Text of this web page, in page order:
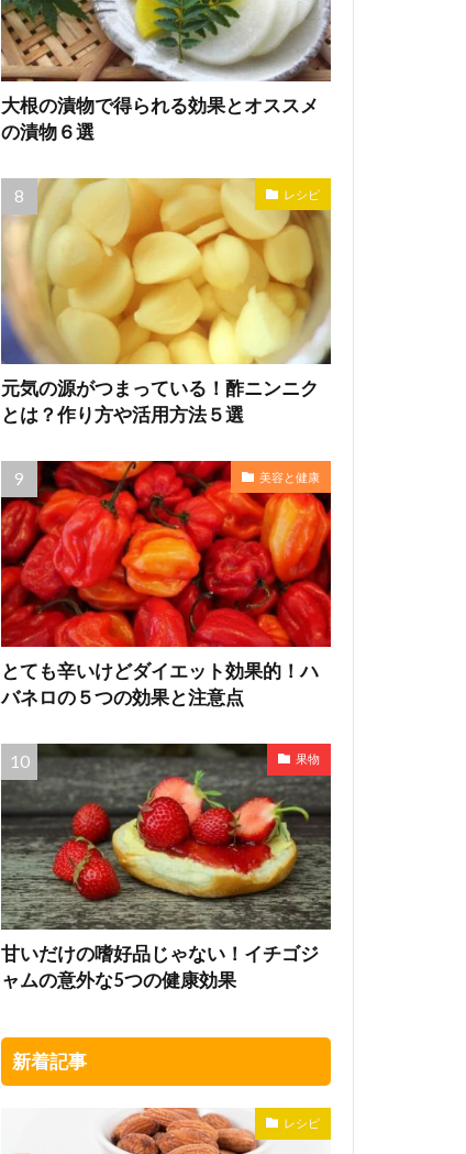
大根の漬物で得られる効果とオススメ
の漬物６選
レシピ
元気の源がつまっている！酢ニンニク
とは？作り方や活用方法５選
美容と健康
とても辛いけどダイエット効果的！ハ
バネロの５つの効果と注意点
果物
甘いだけの嗜好品じゃない！イチゴジ
ャムの意外な5つの健康効果
新着記事
レシピ